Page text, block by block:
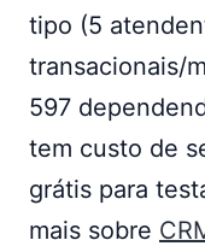
tipo (5
transacionais/
597
tem custo de
grátis para
mais sobre